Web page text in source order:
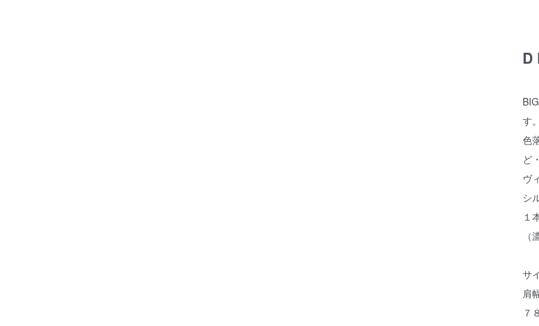
す。
色
ど
ヴ
シ
１
サ
肩
７